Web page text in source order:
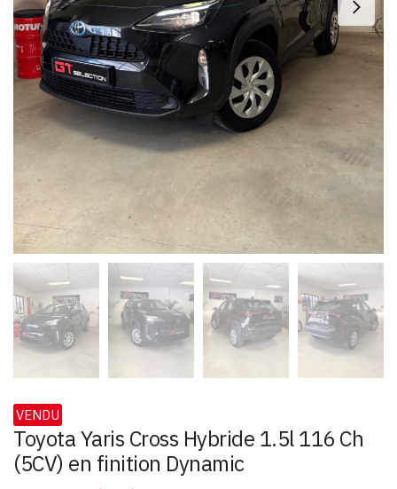
VENDU
Toyota Yaris Cross Hybride 1.5l 116 Ch
(5CV) en finition Dynamic